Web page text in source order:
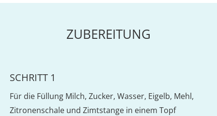
ZUBEREITUNG
SCHRITT 1
Für die Füllung Milch, Zucker, Wasser, Eigelb, Mehl,
Zitronenschale und Zimtstange in einem Topf